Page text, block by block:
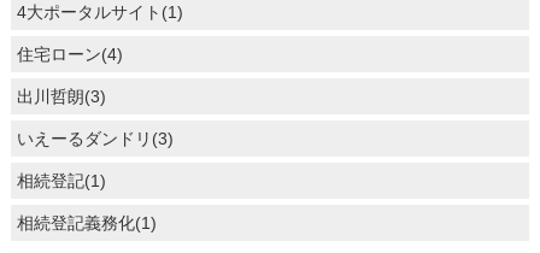
4大ポータルサイト(1)
住宅ローン(4)
出川哲朗(3)
いえーるダンドリ(3)
相続登記(1)
相続登記義務化(1)